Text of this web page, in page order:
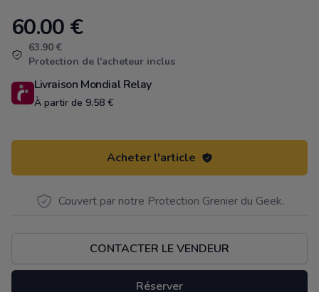
Product information
60.00 €
63.90 €
Protection de l'acheteur inclus
Livraison Mondial Relay
À partir de 9.58 €
Acheter l'article
Couvert par notre Protection Grenier du Geek.
CONTACTER LE VENDEUR
Réserver